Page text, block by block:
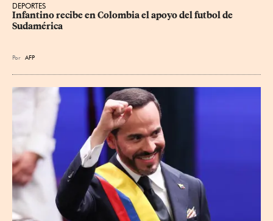
DEPORTES
Infantino recibe en Colombia el apoyo del futbol de
Sudamérica
Por AFP